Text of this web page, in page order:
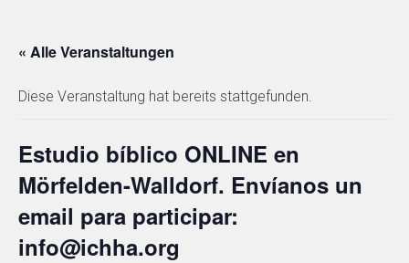
« Alle Veranstaltungen
Diese Veranstaltung hat bereits stattgefunden.
Estudio bíblico ONLINE en
Mörfelden-Walldorf. Envíanos un
email para participar:
info@ichha.org